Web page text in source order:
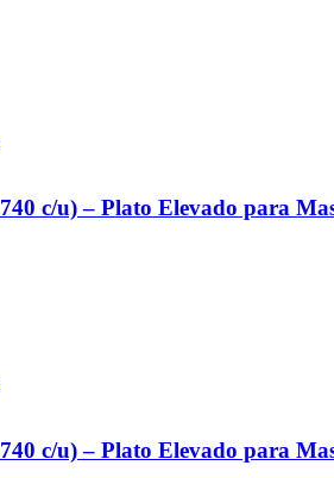
c/u) – Plato Elevado para
c/u) – Plato Elevado para